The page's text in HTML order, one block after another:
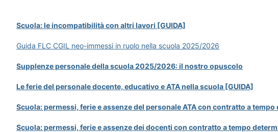
Scuola: le incompatibilità con altri lavori [GUIDA]
Guida FLC CGIL neo-immessi in ruolo nella scuola 2025/2026
Supplenze personale della scuola 2025/2026: il nostro opuscolo
Le ferie del personale docente, educativo e ATA nella scuola [GUIDA]
Scuola: permessi, ferie e assenze del personale ATA con contratto a
Scuola: permessi, ferie e assenze dei docenti con contratto a tempo